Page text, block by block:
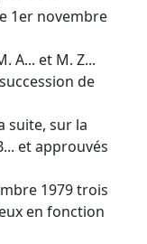
1er novembre
A... et M. Z...
de
suite, sur la
et approuvés
1979 trois
en fonction